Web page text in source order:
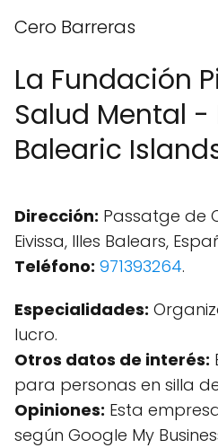
Cero Barreras
La Fundación
Salud Mental -
Balearic
Dirección: Passatge de
Eivissa, Illes Balears,
Teléfono: 971393264.
Especialidades:
lucro.
Otros datos de interés:
para personas en silla
Opiniones: Esta
según Google My